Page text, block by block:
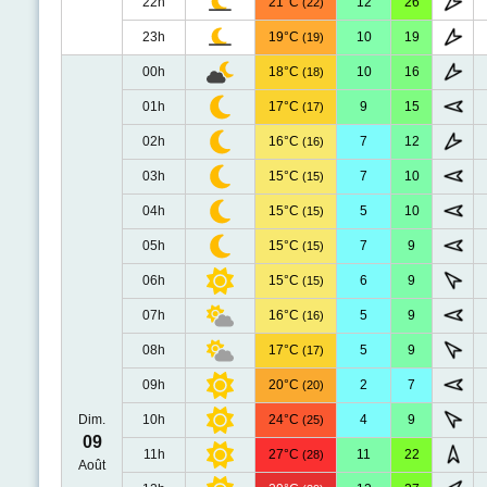
23h 19°C (19) 10 19
Dim.
09
Août
00h 18°C (18) 10 16
01h 17°C (17) 9 15
02h 16°C (16) 7 12
03h 15°C (15) 7 10
04h 15°C (15) 5 10
05h 15°C (15) 7 9
06h 15°C (15) 6 9
07h 16°C (16) 5 9
08h 17°C (17) 5 9
09h 20°C (20) 2 7
10h 24°C (25) 4 9
11h 27°C (28) 11 22